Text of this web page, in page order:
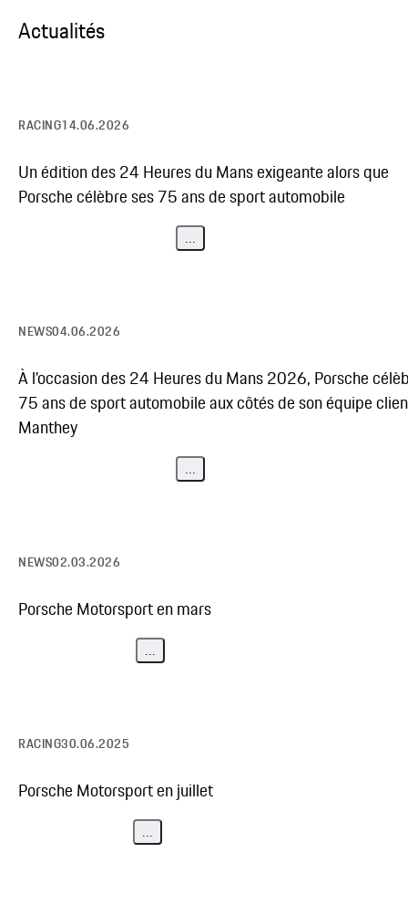
Actualités
RACING14.06.2026
Un édition des 24 Heures du Mans exigeante alors que
Porsche célèbre ses 75 ans de sport automobile
NEWS04.06.2026
À l’occasion des 24 Heures du Mans 2026, Porsche
75 ans de sport automobile aux côtés de son équipe
Manthey
NEWS02.03.2026
Porsche Motorsport en mars
RACING30.06.2025
Porsche Motorsport en juillet